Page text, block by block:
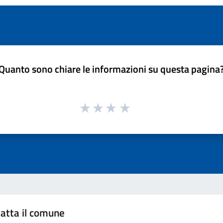
sono chiare le informazioni su questa
il comune